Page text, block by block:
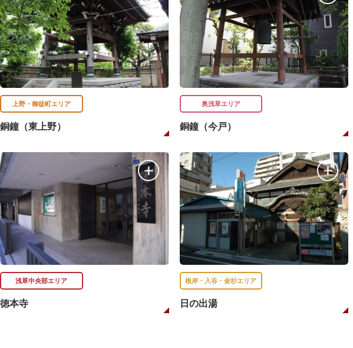
上野・御徒町エリア
銅鐘（東上野）
奥浅草エリア
銅鐘（今戸）
浅草中央部エリア
徳本寺
根岸・入谷・金杉エリア
日の出湯